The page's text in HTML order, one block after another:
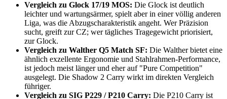
Vergleich zu Glock 17/19 MOS: Die Glock ist deutlich
leichter und wartungsärmer, spielt aber in einer völlig anderen
Liga, was die Abzugscharakteristik angeht. Wer Präzision
sucht, greift zur CZ; wer tägliches Tragegewicht priorisiert,
zur Glock.
Vergleich zu Walther Q5 Match SF: Die Walther bietet eine
ähnlich exzellente Ergonomie und Stahlrahmen-Performance,
ist jedoch meist länger und eher auf "Pure Competition"
ausgelegt. Die Shadow 2 Carry wirkt im direkten Vergleich
führiger.
Vergleich zu SIG P229 / P210 Carry: Die P210 Carry ist